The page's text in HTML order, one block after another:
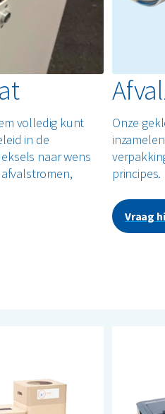
volledig kunt
in de
naar wens
Onze
principes.
Vraag